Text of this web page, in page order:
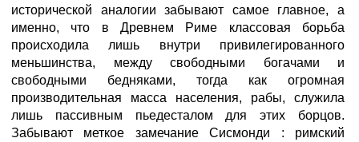
исторической аналогии забывают самое главное, а
именно, что в Древнем Риме классовая борьба
происходила лишь внутри привилегированного
меньшинства, между свободными богачами и
свободными бедняками, тогда как огромная
производительная масса населения, рабы, служила
лишь пассивным пьедесталом для этих борцов.
Забывают меткое замечание Сисмонди : римский